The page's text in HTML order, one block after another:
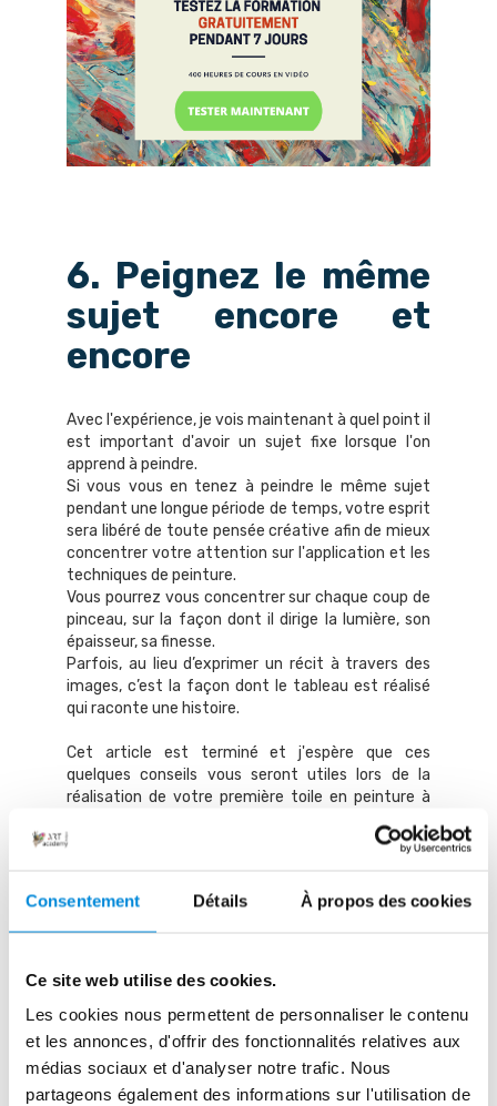
Consentement Détails À propos des cookies
Ce site web utilise des cookies.
Les cookies nous permettent de personnaliser le contenu
et les annonces, d'offrir des fonctionnalités relatives aux
médias sociaux et d'analyser notre trafic. Nous
partageons également des informations sur l'utilisation de
6. Peignez le même
sujet encore et
encore
Avec l'expérience, je vois maintenant à quel point il
est important d'avoir un sujet fixe lorsque l'on
apprend à peindre.
Si vous vous en tenez à peindre le même sujet
pendant une longue période de temps, votre esprit
sera libéré de toute pensée créative afin de mieux
concentrer votre attention sur l'application et les
techniques de peinture.
Vous pourrez vous concentrer sur chaque coup de
pinceau, sur la façon dont il dirige la lumière, son
épaisseur, sa finesse.
Parfois, au lieu d’exprimer un récit à travers des
images, c’est la façon dont le tableau est réalisé
qui raconte une histoire.
Cet article est terminé et j'espère que ces
quelques conseils vous seront utiles lors de la
réalisation de votre première toile en peinture à
Bye bye !
René